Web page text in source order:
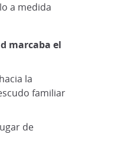
a medida
marcaba el
la
familiar
de